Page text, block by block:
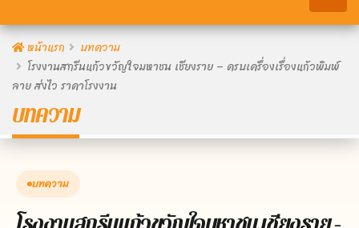
หน้าแรก
บทความ
โรงงานสกรีนแก้วขวัญใจมหาชน เชียงราย – ครบเครื่องเรื่องแก้วพิมพ์
ลาย ส่งไว ราคาโรงงาน
บทความ
บทความ